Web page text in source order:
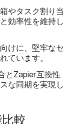
やタスク割り当
効率性を維持し
けに、堅牢なセ
ています。
とZapier互換性
な同期を実現し
較